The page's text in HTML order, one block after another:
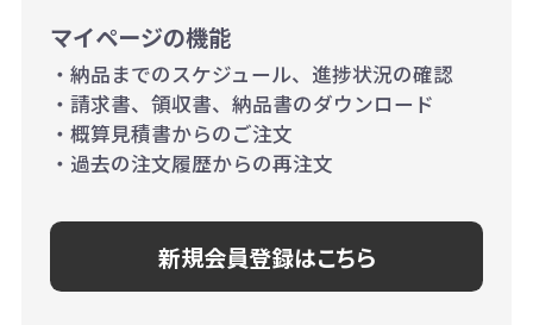
マイページの機能
・納品までのスケジュール、進捗状況の確認
・請求書、領収書、納品書のダウンロード
・概算見積書からのご注文
・過去の注文履歴からの再注文
新規会員登録はこちら